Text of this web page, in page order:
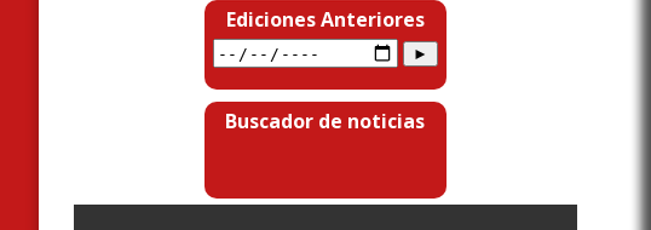
Ediciones Anteriores
Buscador de noticias